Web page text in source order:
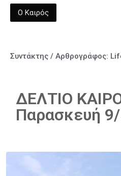
Ο Καιρός
Συντάκτης / Αρθρογράφος:
ΔΕΛΤΙΟ
Παρασκευή